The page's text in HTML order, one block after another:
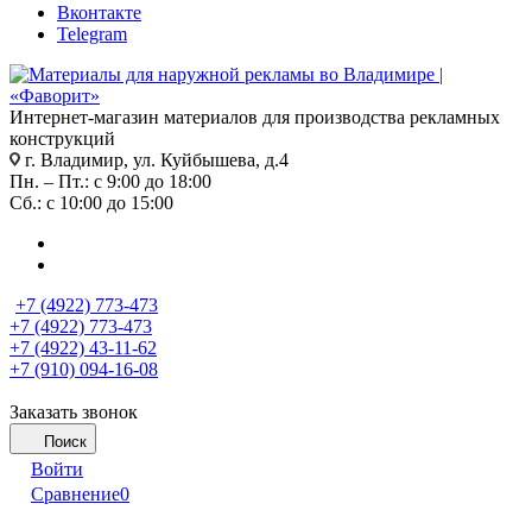
Вконтакте
Telegram
Интернет-магазин материалов для производства рекламных
конструкций
г. Владимир, ул. Куйбышева, д.4
Пн. – Пт.: с 9:00 до 18:00
Сб.: с 10:00 до 15:00
+7 (4922) 773-473
+7 (4922) 773-473
+7 (4922) 43-11-62
+7 (910) 094-16-08
Заказать звонок
Поиск
Войти
Сравнение0